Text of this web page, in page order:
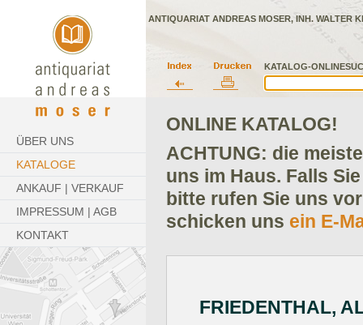
KATALOG-
ANTIQUARIAT ANDREAS MOSER, INH. WALTER
ÜBER UNS
KATALOGE
ANKAUF | VERKAUF
IMPRESSUM | AGB
KONTAKT
ONLINE KATALOG!
ACHTUNG: die
uns im Haus. Falls
bitte rufen Sie uns
schicken uns ein E-
FRIEDENTHAL,